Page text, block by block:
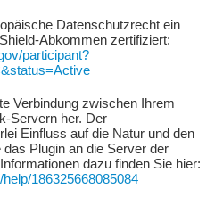
Datenschutzrecht ein
Abkommen zertifiziert:
participant?
Verbindung zwischen Ihrem
Servern her. Der
Einfluss auf die Natur und den
Plugin an die Server der
dazu finden Sie hier:
186325668085084